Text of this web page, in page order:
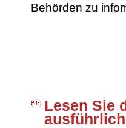
Behörden zu
Lesen Sie